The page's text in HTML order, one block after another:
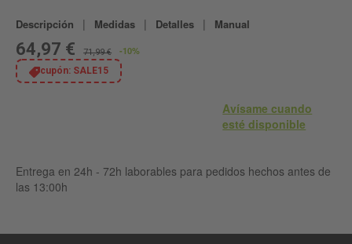
Descripción | Medidas | Detalles | Manual
64,97 € 71,99 € -10%
cupón: SALE15
Avísame cuando
esté disponible
Entrega en 24h - 72h laborables para pedidos hechos antes de
las 13:00h